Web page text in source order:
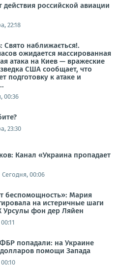
действия российской авиации
22:18
Свято наближається!.
ожидается массированная
атака на Киев — вражеские
США сообщает, что
подготовку к атаке и
00:36
23:30
Канал «Украина пропадает
Сегодня, 00:06
беспомощность»: Мария
на истеричные шаги
Урсулы фон дер Ляйен
попадали: на Украине
помощи Запада